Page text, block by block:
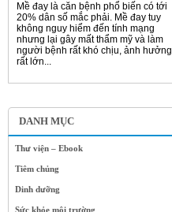
DANH MỤC
Thư viện – Ebook
Tiêm chủng
Dinh dưỡng
Sức khỏe môi trường
Mề đay là căn bệnh phổ biến có tới
20% dân số mắc phải. Mề đay tuy
không nguy hiểm đến tính mạng
nhưng lại gây mất thẩm mỹ và làm
người bệnh rất khó chịu, ảnh hưởng
rất lớn...